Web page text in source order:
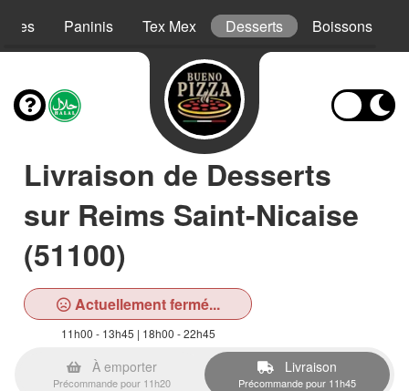
Paninis Tex Mex Desserts Boissons
Livraison de Desserts
sur Reims Saint-Nicaise
(51100)
Actuellement fermé...
11h00 - 13h45 | 18h00 - 22h45
À emporter
Précommande pour 11h20
Livraison
Précommande pour 11h45